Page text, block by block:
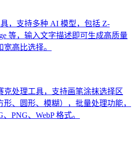
，支持多种 AI 模型，包括 Z-
等，输入文字描述即可生成高质量
高比选择。
克处理工具，支持画笔涂抹选择区
、圆形、模糊），批量处理功能，
PNG、WebP 格式。